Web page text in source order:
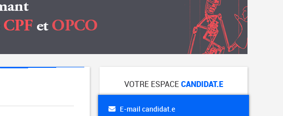
VOTRE ESPACECANDIDAT.E
E-mail candidat.e